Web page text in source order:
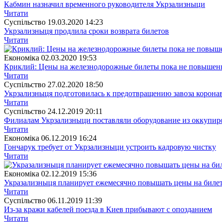
Кабмин назначил временного руководителя Укрзализныци
Читати
Суспiльство 19.03.2020 14:23
Укрзализныця продлила сроки возврата билетов
Читати
Економіка 02.03.2020 19:53
Криклий: Цены на железнодорожные билеты пока не
Читати
Суспiльство 27.02.2020 18:50
Укрзализныця подготовилась к предотвращению завоза
Читати
Суспiльство 24.12.2019 20:11
Филиалам Укрзализныци поставляли оборудование из
Читати
Економіка 06.12.2019 16:24
Гончарук требует от Укрзализныци устроить кадровую чистку
Читати
Економіка 02.12.2019 15:36
Укразализныця планирует ежемесячно повышать цены на
Читати
Суспiльство 06.11.2019 11:39
Из-за кражи кабелей поезда в Киев прибывают с опозданием
Читати